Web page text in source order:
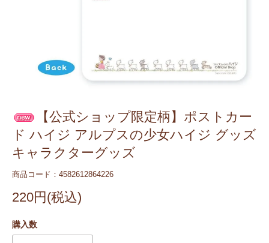
【公式ショップ限定柄】ポストカー
ド ハイジ アルプスの少女ハイジ グッズ
キャラクターグッズ
商品コード：4582612864226
220円(税込)
購入数